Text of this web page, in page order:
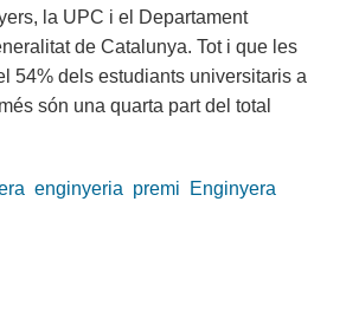
la UPC i el Departament
de Catalunya. Tot i que les
54% dels estudiants universitaris a
són una quarta part del total
enginyeria premi Enginyera